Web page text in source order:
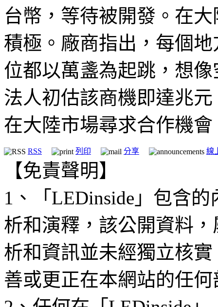
台幣，等待被開發。在
積極。廠商指出，每個
位都以萬盞為起跳，想
法人初估該商機即達兆
在大陸市場尋求合作機會
RSS 列印 分享 線
【免責聲明】
1、「LEDinside」包含
析和演釋，該公開資料
析和資訊並未經獨立核
善或更正在本網站的任